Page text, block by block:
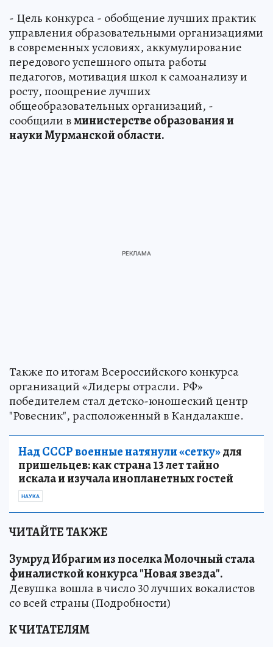
- Цель конкурса - обобщение лучших практик
управления образовательными организациями
в современных условиях, аккумулирование
передового успешного опыта работы
педагогов, мотивация школ к самоанализу и
росту, поощрение лучших
общеобразовательных организаций, -
сообщили вминистерстве образования и
науки Мурманской области.
Также по итогам Всероссийского конкурса
организаций «Лидеры отрасли. РФ»
победителем стал детско-юношеский центр
"Ровесник", расположенный в Кандалакше.
Над СССР военные натянули «сетку»для
пришельцев: как страна 13 лет тайно
искала и изучала инопланетных гостей
НАУКА
ЧИТАЙТЕ ТАКЖЕ
Зумруд Ибрагим из поселка Молочный стала
финалисткой конкурса "Новая звезда".
Девушка вошла в число 30 лучших вокалистов
со всей страны (Подробности)
К ЧИТАТЕЛЯМ